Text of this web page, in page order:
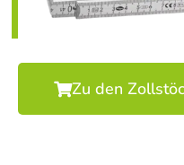
Zu den